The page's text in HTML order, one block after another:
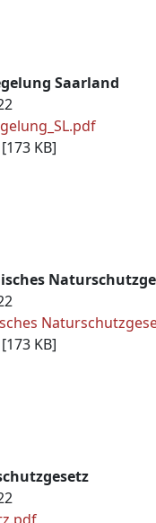
Saarland
KB]
KB]